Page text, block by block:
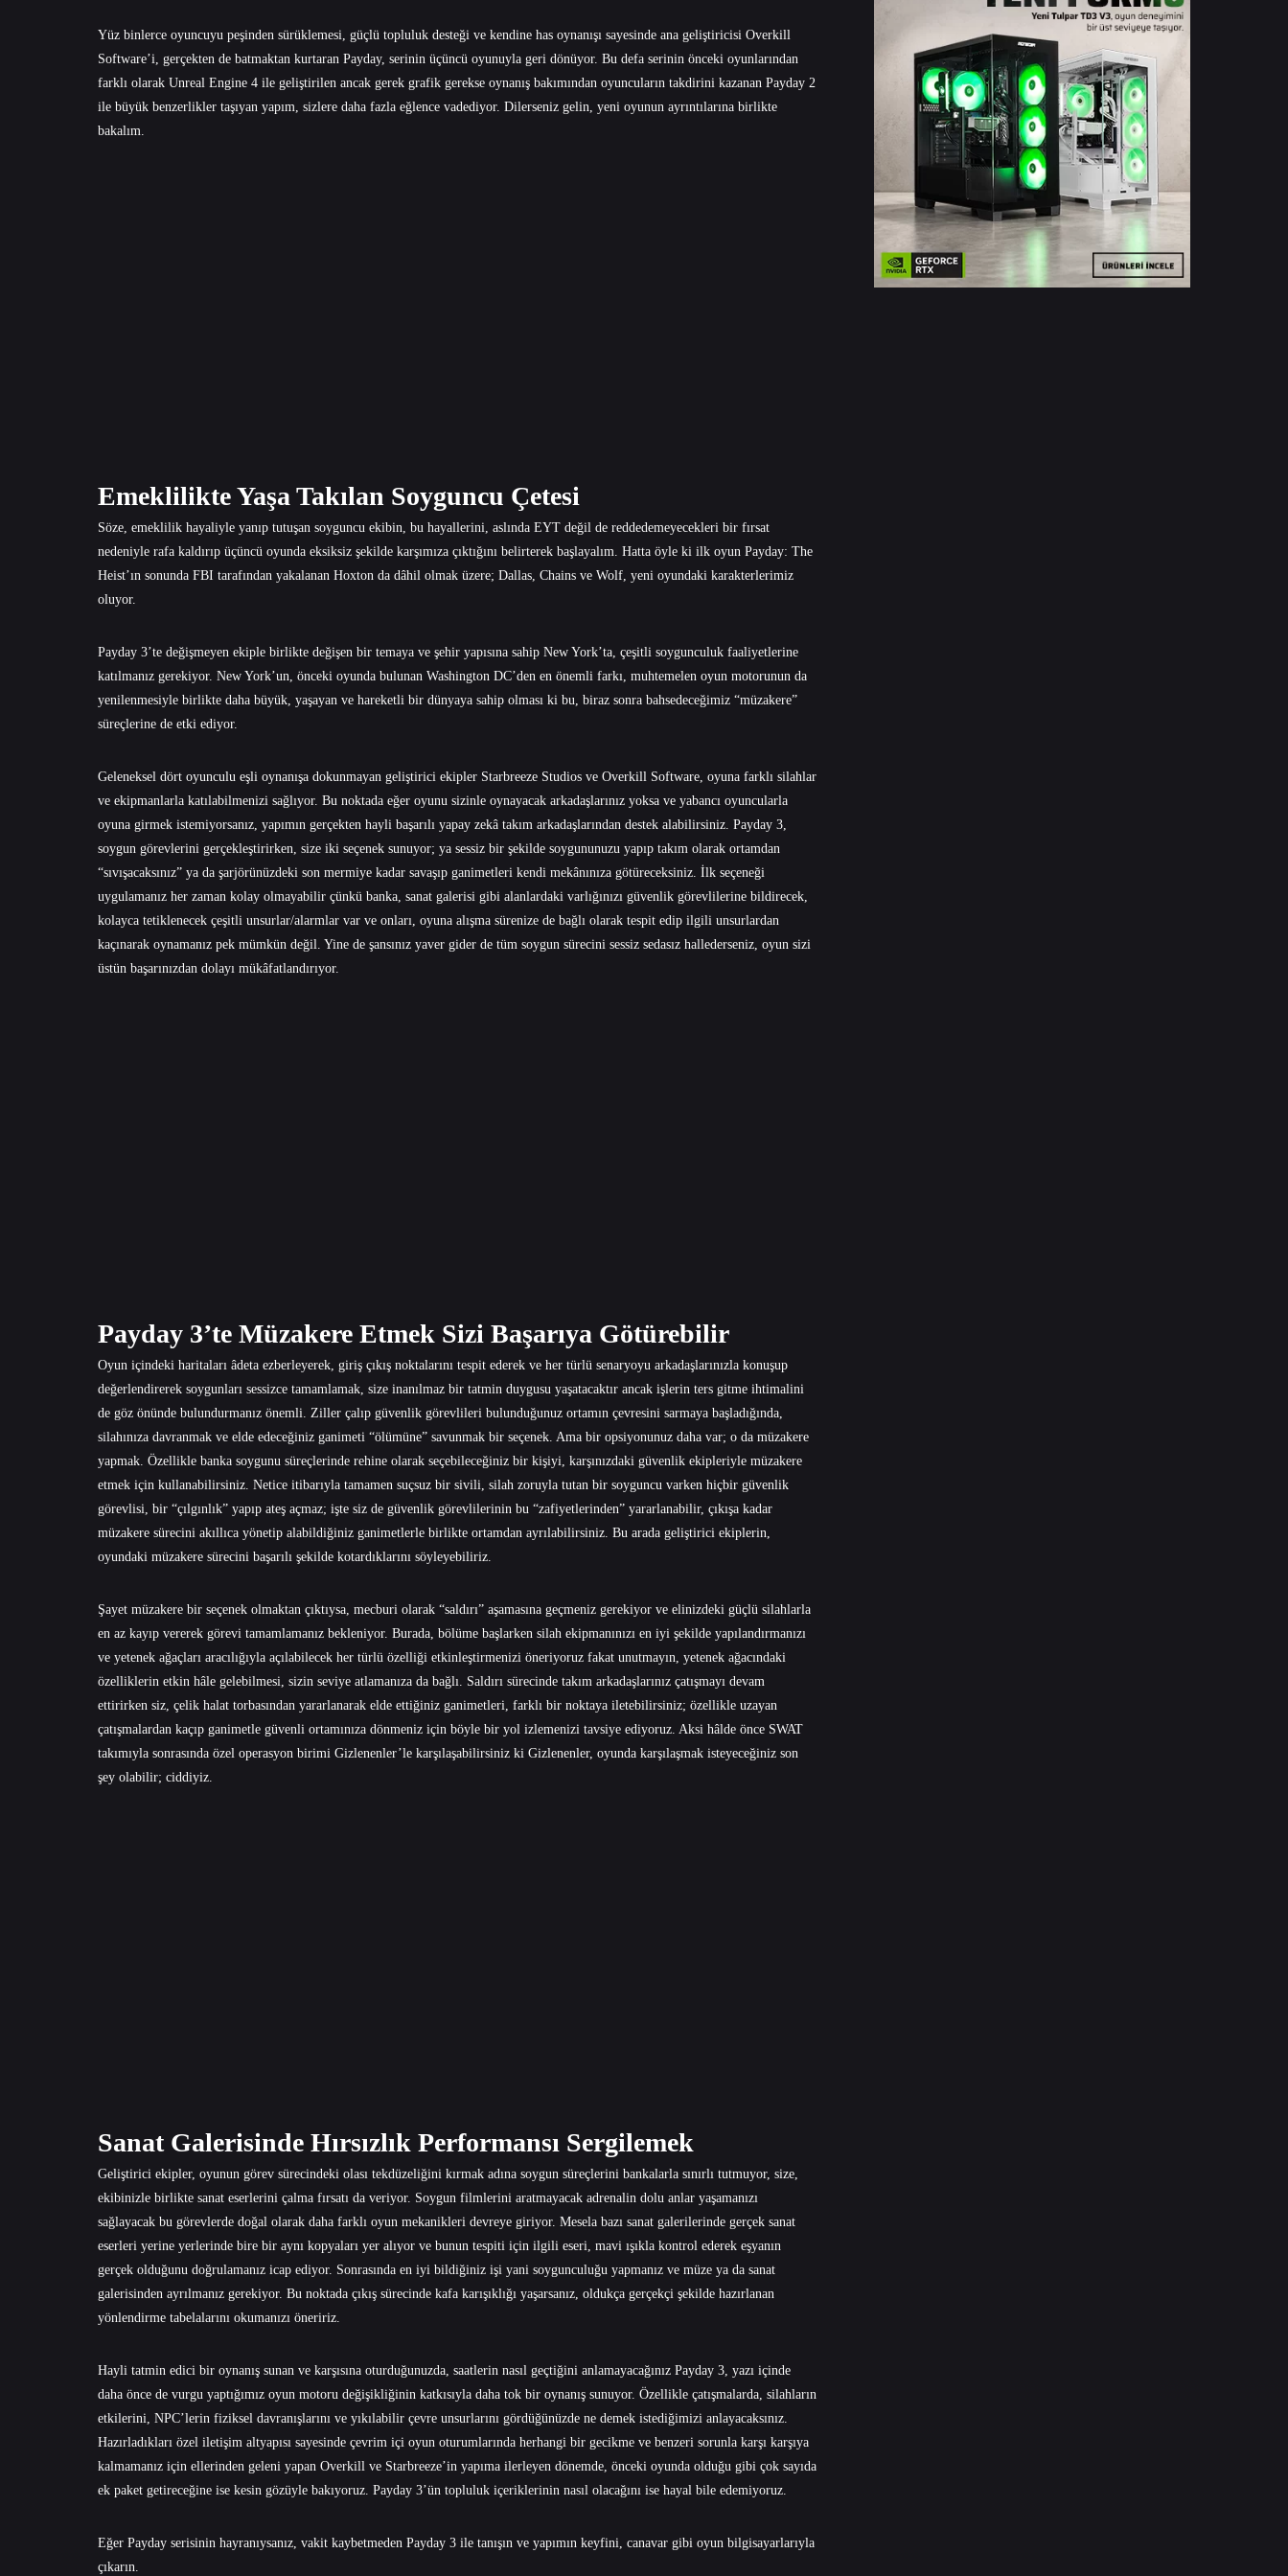
Yüz binlerce oyuncuyu peşinden sürüklemesi, güçlü topluluk desteği ve kendine has oynanışı sayesinde ana geliştiricisi Overkill
Software’i, gerçekten de batmaktan kurtaran Payday, serinin üçüncü oyunuyla geri dönüyor. Bu defa serinin önceki oyunlarından
farklı olarak Unreal Engine 4 ile geliştirilen ancak gerek grafik gerekse oynanış bakımından oyuncuların takdirini kazanan Payday 2
ile büyük benzerlikler taşıyan yapım, sizlere daha fazla eğlence vadediyor. Dilerseniz gelin, yeni oyunun ayrıntılarına birlikte
bakalım.
Emeklilikte Yaşa Takılan Soyguncu Çetesi
Söze, emeklilik hayaliyle yanıp tutuşan soyguncu ekibin, bu hayallerini, aslında EYT değil de reddedemeyecekleri bir fırsat
nedeniyle rafa kaldırıp üçüncü oyunda eksiksiz şekilde karşımıza çıktığını belirterek başlayalım. Hatta öyle ki ilk oyun Payday: The
Heist’ın sonunda FBI tarafından yakalanan Hoxton da dâhil olmak üzere; Dallas, Chains ve Wolf, yeni oyundaki karakterlerimiz
oluyor.
Payday 3’te değişmeyen ekiple birlikte değişen bir temaya ve şehir yapısına sahip New York’ta, çeşitli soygunculuk faaliyetlerine
katılmanız gerekiyor. New York’un, önceki oyunda bulunan Washington DC’den en önemli farkı, muhtemelen oyun motorunun da
yenilenmesiyle birlikte daha büyük, yaşayan ve hareketli bir dünyaya sahip olması ki bu, biraz sonra bahsedeceğimiz “müzakere”
süreçlerine de etki ediyor.
Geleneksel dört oyunculu eşli oynanışa dokunmayan geliştirici ekipler Starbreeze Studios ve Overkill Software, oyuna farklı silahlar
ve ekipmanlarla katılabilmenizi sağlıyor. Bu noktada eğer oyunu sizinle oynayacak arkadaşlarınız yoksa ve yabancı oyuncularla
oyuna girmek istemiyorsanız, yapımın gerçekten hayli başarılı yapay zekâ takım arkadaşlarından destek alabilirsiniz. Payday 3,
soygun görevlerini gerçekleştirirken, size iki seçenek sunuyor; ya sessiz bir şekilde soygununuzu yapıp takım olarak ortamdan
“sıvışacaksınız” ya da şarjörünüzdeki son mermiye kadar savaşıp ganimetleri kendi mekânınıza götüreceksiniz. İlk seçeneği
uygulamanız her zaman kolay olmayabilir çünkü banka, sanat galerisi gibi alanlardaki varlığınızı güvenlik görevlilerine bildirecek,
kolayca tetiklenecek çeşitli unsurlar/alarmlar var ve onları, oyuna alışma sürenize de bağlı olarak tespit edip ilgili unsurlardan
kaçınarak oynamanız pek mümkün değil. Yine de şansınız yaver gider de tüm soygun sürecini sessiz sedasız hallederseniz, oyun sizi
üstün başarınızdan dolayı mükâfatlandırıyor.
Payday 3’te Müzakere Etmek Sizi Başarıya Götürebilir
Oyun içindeki haritaları âdeta ezberleyerek, giriş çıkış noktalarını tespit ederek ve her türlü senaryoyu arkadaşlarınızla konuşup
değerlendirerek soygunları sessizce tamamlamak, size inanılmaz bir tatmin duygusu yaşatacaktır ancak işlerin ters gitme ihtimalini
de göz önünde bulundurmanız önemli. Ziller çalıp güvenlik görevlileri bulunduğunuz ortamın çevresini sarmaya başladığında,
silahınıza davranmak ve elde edeceğiniz ganimeti “ölümüne” savunmak bir seçenek. Ama bir opsiyonunuz daha var; o da müzakere
yapmak. Özellikle banka soygunu süreçlerinde rehine olarak seçebileceğiniz bir kişiyi, karşınızdaki güvenlik ekipleriyle müzakere
etmek için kullanabilirsiniz. Netice itibarıyla tamamen suçsuz bir sivili, silah zoruyla tutan bir soyguncu varken hiçbir güvenlik
görevlisi, bir “çılgınlık” yapıp ateş açmaz; işte siz de güvenlik görevlilerinin bu “zafiyetlerinden” yararlanabilir, çıkışa kadar
müzakere sürecini akıllıca yönetip alabildiğiniz ganimetlerle birlikte ortamdan ayrılabilirsiniz. Bu arada geliştirici ekiplerin,
oyundaki müzakere sürecini başarılı şekilde kotardıklarını söyleyebiliriz.
Şayet müzakere bir seçenek olmaktan çıktıysa, mecburi olarak “saldırı” aşamasına geçmeniz gerekiyor ve elinizdeki güçlü silahlarla
en az kayıp vererek görevi tamamlamanız bekleniyor. Burada, bölüme başlarken silah ekipmanınızı en iyi şekilde yapılandırmanızı
ve yetenek ağaçları aracılığıyla açılabilecek her türlü özelliği etkinleştirmenizi öneriyoruz fakat unutmayın, yetenek ağacındaki
özelliklerin etkin hâle gelebilmesi, sizin seviye atlamanıza da bağlı. Saldırı sürecinde takım arkadaşlarınız çatışmayı devam
ettirirken siz, çelik halat torbasından yararlanarak elde ettiğiniz ganimetleri, farklı bir noktaya iletebilirsiniz; özellikle uzayan
çatışmalardan kaçıp ganimetle güvenli ortamınıza dönmeniz için böyle bir yol izlemenizi tavsiye ediyoruz. Aksi hâlde önce SWAT
takımıyla sonrasında özel operasyon birimi Gizlenenler’le karşılaşabilirsiniz ki Gizlenenler, oyunda karşılaşmak isteyeceğiniz son
şey olabilir; ciddiyiz.
Sanat Galerisinde Hırsızlık Performansı Sergilemek
Geliştirici ekipler, oyunun görev sürecindeki olası tekdüzeliğini kırmak adına soygun süreçlerini bankalarla sınırlı tutmuyor, size,
ekibinizle birlikte sanat eserlerini çalma fırsatı da veriyor. Soygun filmlerini aratmayacak adrenalin dolu anlar yaşamanızı
sağlayacak bu görevlerde doğal olarak daha farklı oyun mekanikleri devreye giriyor. Mesela bazı sanat galerilerinde gerçek sanat
eserleri yerine yerlerinde bire bir aynı kopyaları yer alıyor ve bunun tespiti için ilgili eseri, mavi ışıkla kontrol ederek eşyanın
gerçek olduğunu doğrulamanız icap ediyor. Sonrasında en iyi bildiğiniz işi yani soygunculuğu yapmanız ve müze ya da sanat
galerisinden ayrılmanız gerekiyor. Bu noktada çıkış sürecinde kafa karışıklığı yaşarsanız, oldukça gerçekçi şekilde hazırlanan
yönlendirme tabelalarını okumanızı öneririz.
Hayli tatmin edici bir oynanış sunan ve karşısına oturduğunuzda, saatlerin nasıl geçtiğini anlamayacağınız Payday 3, yazı içinde
daha önce de vurgu yaptığımız oyun motoru değişikliğinin katkısıyla daha tok bir oynanış sunuyor. Özellikle çatışmalarda, silahların
etkilerini, NPC’lerin fiziksel davranışlarını ve yıkılabilir çevre unsurlarını gördüğünüzde ne demek istediğimizi anlayacaksınız.
Hazırladıkları özel iletişim altyapısı sayesinde çevrim içi oyun oturumlarında herhangi bir gecikme ve benzeri sorunla karşı karşıya
kalmamanız için ellerinden geleni yapan Overkill ve Starbreeze’in yapıma ilerleyen dönemde, önceki oyunda olduğu gibi çok sayıda
ek paket getireceğine ise kesin gözüyle bakıyoruz. Payday 3’ün topluluk içeriklerinin nasıl olacağını ise hayal bile edemiyoruz.
Eğer Payday serisinin hayranıysanız, vakit kaybetmeden Payday 3 ile tanışın ve yapımın keyfini, canavar gibi oyun bilgisayarlarıyla
çıkarın.